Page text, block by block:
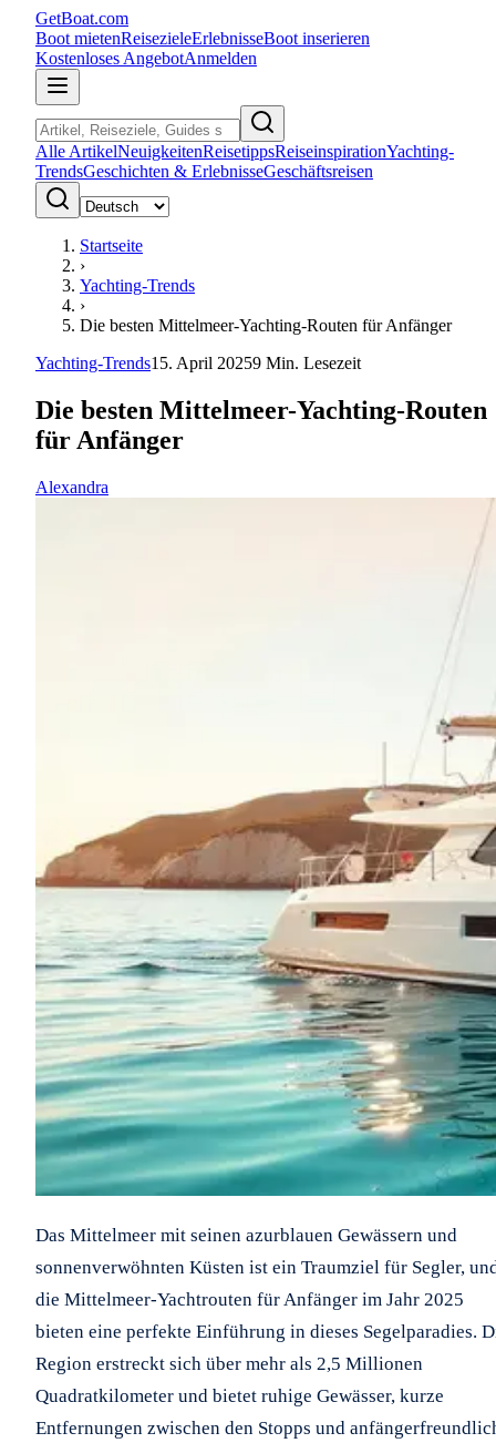
GetBoat.com
Boot mietenReisezieleErlebnisseBoot inserieren
Kostenloses AngebotAnmelden
Alle ArtikelNeuigkeitenReisetippsReiseinspirationYachting-
TrendsGeschichten & ErlebnisseGeschäftsreisen
Startseite
›
Yachting-Trends
›
Die besten Mittelmeer-Yachting-Routen für Anfänger
Yachting-Trends15. April 20259 Min. Lesezeit
Die besten Mittelmeer-Yachting-Routen
für Anfänger
Alexandra
Das Mittelmeer mit seinen azurblauen Gewässern und
sonnenverwöhnten Küsten ist ein Traumziel für Segler,
die Mittelmeer-Yachtrouten für Anfänger im Jahr 2025
bieten eine perfekte Einführung in dieses Segelparadies.
Region erstreckt sich über mehr als 2,5 Millionen
Quadratkilometer und bietet ruhige Gewässer, kurze
Entfernungen zwischen den Stopps und